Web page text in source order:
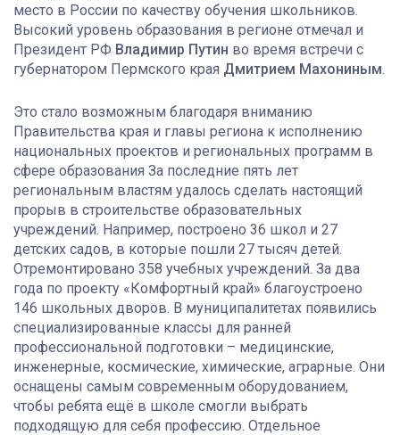
место в России по качеству обучения школьников.
Высокий уровень образования в регионе отмечал и
Президент РФ Владимир Путин во время встречи с
губернатором Пермского края Дмитрием Махониным.
Это стало возможным благодаря вниманию
Правительства края и главы региона к исполнению
национальных проектов и региональных программ в
сфере образования За последние пять лет
региональным властям удалось сделать настоящий
прорыв в строительстве образовательных
учреждений. Например, построено 36 школ и 27
детских садов, в которые пошли 27 тысяч детей.
Отремонтировано 358 учебных учреждений. За два
года по проекту «Комфортный край» благоустроено
146 школьных дворов. В муниципалитетах появились
специализированные классы для ранней
профессиональной подготовки – медицинские,
инженерные, космические, химические, аграрные. Они
оснащены самым современным оборудованием,
чтобы ребята ещё в школе смогли выбрать
подходящую для себя профессию. Отдельное